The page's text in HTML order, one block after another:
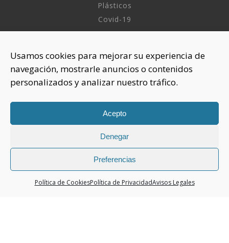
Usamos cookies para mejorar su experiencia de
navegación, mostrarle anuncios o contenidos
personalizados y analizar nuestro tráfico.
Acepto
Denegar
Preferencias
Política de CookiesPolítica de PrivacidadAvisos Legales
Plásticos
Covid-19
Sobre nosotros
Aviso Legal
Política de Privacidad
Política Cookies
CONTACTAR
925 508 922
dhelia@dhelia.es